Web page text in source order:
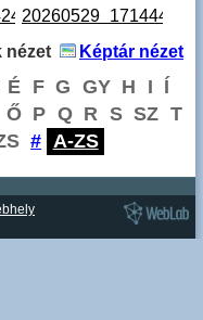
20260529_171444.jpg
nézet Képtár nézet
É F G GY H I Í
Ő P Q R S SZ T
# A-ZS